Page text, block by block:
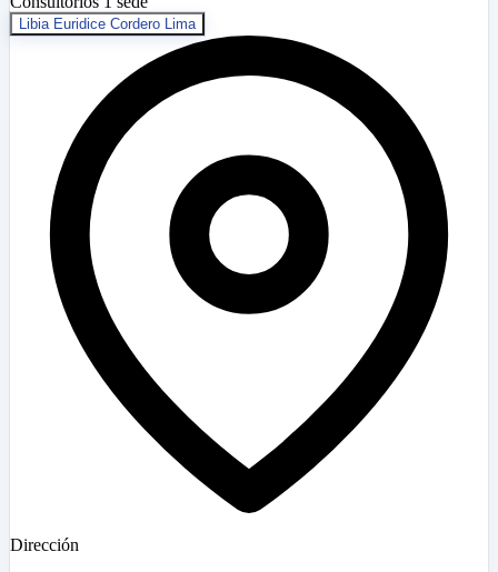
Libia Euridice Cordero Lima
Dirección